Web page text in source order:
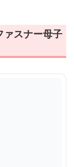
ァスナー母子